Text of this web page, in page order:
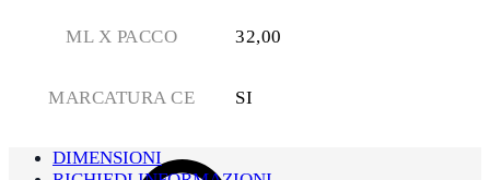
CONTATTI
FRA
ML X PACCO 32,00
MARCATURA CE SI
DIMENSIONI